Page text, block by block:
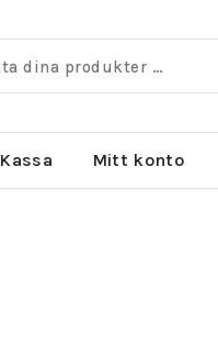
Kassa Mitt konto